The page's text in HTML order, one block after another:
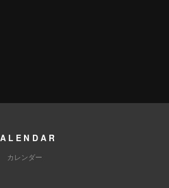
カレンダー